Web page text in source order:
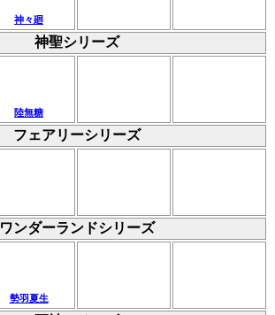
神々廻
神聖シリーズ
陸無糖
フェアリーシリーズ
ワンダーランドシリーズ
勢羽夏生